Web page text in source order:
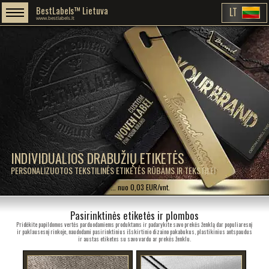
INDIVIDUALIOS DRABUŽIŲ ETIKETĖS
PERSONALIZUOTOS TEKSTILINĖS ETIKETĖS RŪBAMS IR TEKSTILEI
BestLabels™ Lietuva
www.bestlabels.lt LT
... nuo 0,03 EUR/vnt.
Pasirinktinės etiketės ir plombos
Pridėkite papildomos vertės parduodamiems produktams ir padarykite savo prekės ženklą dar populiaresnį
ir paklausesnį rinkoje, naudodami pasirinktinius išskirtinio dizaino pakabukus, plastikinius antspaudus
ir austas etiketes su savo vardu ar prekės ženklu.